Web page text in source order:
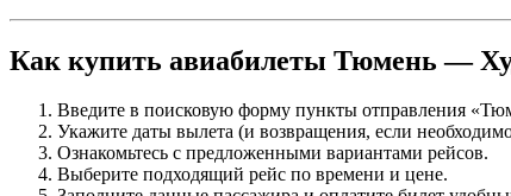
Как купить авиабилеты Тюмень —
Введите в поисковую форму пункты отправления
Укажите даты вылета (и возвращения, если
Ознакомьтесь с предложенными вариантами рейсов.
Выберите подходящий рейс по времени и цене.